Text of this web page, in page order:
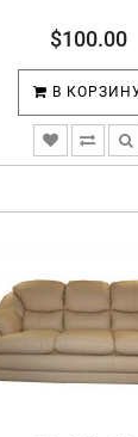
$100.00
В